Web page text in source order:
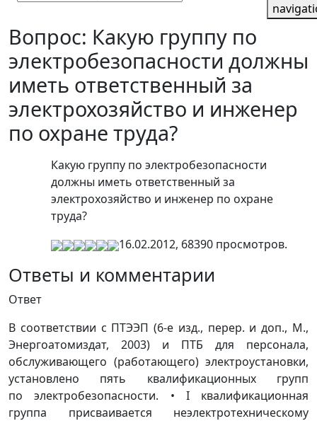
Вопрос: Какую группу по
электробезопасности должны
иметь ответственный за
электрохозяйство и инженер
по охране труда?
Какую группу по электробезопасности
должны иметь ответственный за
электрохозяйство и инженер по охране
труда?
16.02.2012, 68390 просмотров.
Ответы и комментарии
Ответ
В соответствии с ПТЭЭП (6-е изд., перер. и доп., М.,
Энергоатомиздат, 2003) и ПТБ для персонала,
обслуживающего (работающего) электроустановки,
установлено пять квалификационных групп
по электробезопасности. • I квалификационная
группа присваивается неэлектротехническому